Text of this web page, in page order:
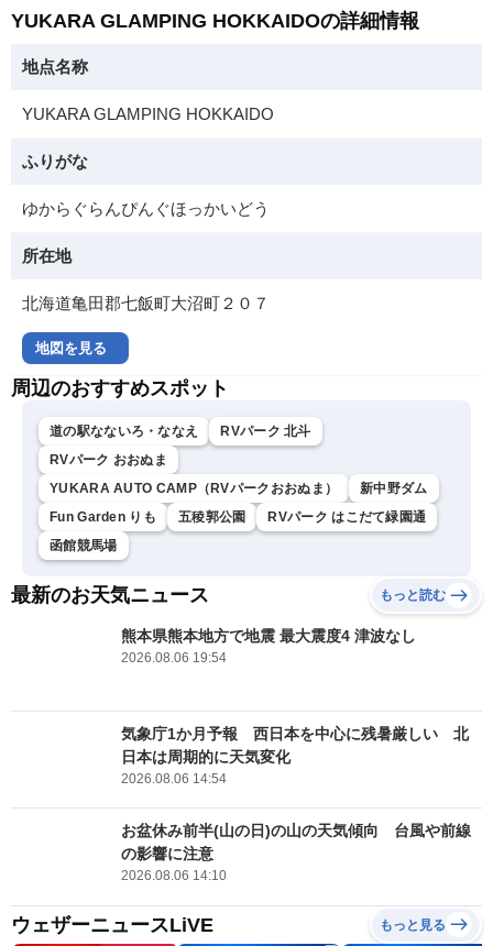
YUKARA GLAMPING HOKKAIDOの詳細情報
地点名称
YUKARA GLAMPING HOKKAIDO
ふりがな
ゆからぐらんぴんぐほっかいどう
所在地
北海道亀田郡七飯町大沼町２０７
地図を見る
周辺のおすすめスポット
道の駅なないろ・ななえ
RVパーク 北斗
RVパーク おおぬま
YUKARA AUTO CAMP（RVパークおおぬま）
新中野ダム
Fun Garden りも
五稜郭公園
RVパーク はこだて緑園通
函館競馬場
最新のお天気ニュース もっと読む
熊本県熊本地方で地震 最大震度4 津波なし
2026.08.06 19:54
気象庁1か月予報 西日本を中心に残暑厳しい 北
日本は周期的に天気変化
2026.08.06 14:54
お盆休み前半(山の日)の山の天気傾向 台風や前線
の影響に注意
2026.08.06 14:10
ウェザーニュースLiVE もっと見る